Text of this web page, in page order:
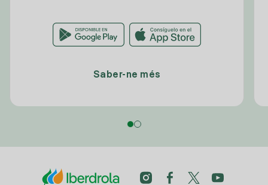
Saber-ne més